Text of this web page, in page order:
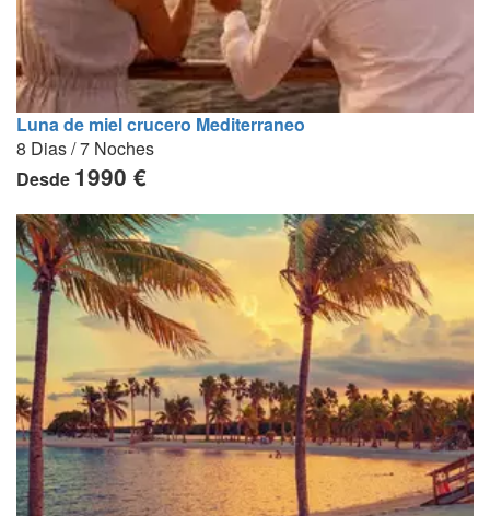
Luna de miel crucero Mediterraneo
8 Dias / 7 Noches
Desde 1990 €